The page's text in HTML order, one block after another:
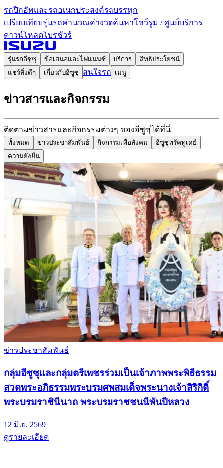
รถปิกอัพและรถอเนกประสงค์รถบรรทุก
เปรียบเทียบรุ่นรถคำนวณค่างวดค้นหาโชว์รูม / ศูนย์บริการ
ดาวน์โหลดโบรชัวร์
รุ่นรถอีซูซุ ข้อเสนอและไฟแนนซ์ บริการ
สิทธิประโยชน์
แชร์สิ่งดีๆ
เกี่ยวกับอีซูซุ สนใจรถ เมนู
ข่าวสารและกิจกรรม
ติดตามข่าวสารและกิจกรรมต่างๆ ของอีซูซุได้ที่นี่
ทั้งหมด ข่าวประชาสัมพันธ์ กิจกรรมเพื่อสังคม
อีซูซุทรัคทูเดย์
ความยั่งยืน
ข่าวประชาสัมพันธ์
กลุ่มอีซูซุและกลุ่มตรีเพชรร่วมเป็นเจ้าภาพพระพิธีธรรม
สวดพระอภิธรรมพระบรมศพสมเด็จพระนางเจ้าสิริกิติ์
พระบรมราชินีนาถ พระบรมราชชนนีพันปีหลวง
12 มิ.ย. 2569
ดูรายละเอียด